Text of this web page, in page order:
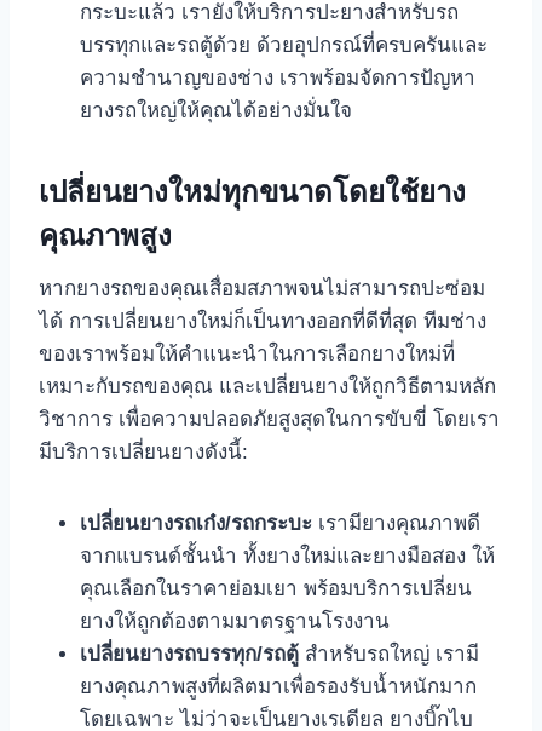
กระบะแล้ว เรายังให้บริการปะยางสำหรับรถ
บรรทุกและรถตู้ด้วย ด้วยอุปกรณ์ที่ครบครันและ
ความชำนาญของช่าง เราพร้อมจัดการปัญหา
ยางรถใหญ่ให้คุณได้อย่างมั่นใจ
เปลี่ยนยางใหม่ทุกขนาดโดยใช้ยาง
คุณภาพสูง
หากยางรถของคุณเสื่อมสภาพจนไม่สามารถปะซ่อม
ได้ การเปลี่ยนยางใหม่ก็เป็นทางออกที่ดีที่สุด ทีมช่าง
ของเราพร้อมให้คำแนะนำในการเลือกยางใหม่ที่
เหมาะกับรถของคุณ และเปลี่ยนยางให้ถูกวิธีตามหลัก
วิชาการ เพื่อความปลอดภัยสูงสุดในการขับขี่ โดยเรา
มีบริการเปลี่ยนยางดังนี้:
เปลี่ยนยางรถเก๋ง/รถกระบะ เรามียางคุณภาพดี
จากแบรนด์ชั้นนำ ทั้งยางใหม่และยางมือสอง ให้
คุณเลือกในราคาย่อมเยา พร้อมบริการเปลี่ยน
ยางให้ถูกต้องตามมาตรฐานโรงงาน
เปลี่ยนยางรถบรรทุก/รถตู้ สำหรับรถใหญ่ เรามี
ยางคุณภาพสูงที่ผลิตมาเพื่อรองรับน้ำหนักมาก
โดยเฉพาะ ไม่ว่าจะเป็นยางเรเดียล ยางบิ๊กไบ